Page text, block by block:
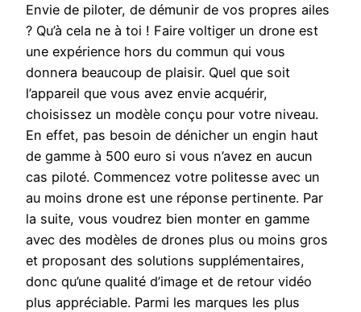
Envie de piloter, de démunir de vos propres ailes
? Qu’à cela ne à toi ! Faire voltiger un drone est
une expérience hors du commun qui vous
donnera beaucoup de plaisir. Quel que soit
l’appareil que vous avez envie acquérir,
choisissez un modèle conçu pour votre niveau.
En effet, pas besoin de dénicher un engin haut
de gamme à 500 euro si vous n’avez en aucun
cas piloté. Commencez votre politesse avec un
au moins drone est une réponse pertinente. Par
la suite, vous voudrez bien monter en gamme
avec des modèles de drones plus ou moins gros
et proposant des solutions supplémentaires,
donc qu’une qualité d’image et de retour vidéo
plus appréciable. Parmi les marques les plus